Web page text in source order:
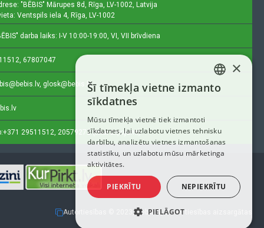
"BĒBIS" Mārupes 8d, Rīga, LV-1002, Latvija
Ventspils iela 4, Rīga, LV-1002
darba laiks: I-V 10:00-19:00, VI, VII brīvdiena
67807047
glosk@bebis.lv
+371 29511512, 20579272 (tikai ziņojumi)
Autortiesības © 2023, Bebis.lv, Visas tiesības aizsargātas
LATVIAN
ENGLISH
×
Šī tīmekļa vietne izmanto
sīkdatnes
Mūsu tīmekļa vietnē tiek izmantoti
sīkdatnes, lai uzlabotu vietnes tehnisku
darbību, analizētu vietnes izmantošanas
statistiku, un uzlabotu mūsu mārketinga
aktivitātes.
PIEKRĪTU NEPIEKRĪTU
PIELĀGOT